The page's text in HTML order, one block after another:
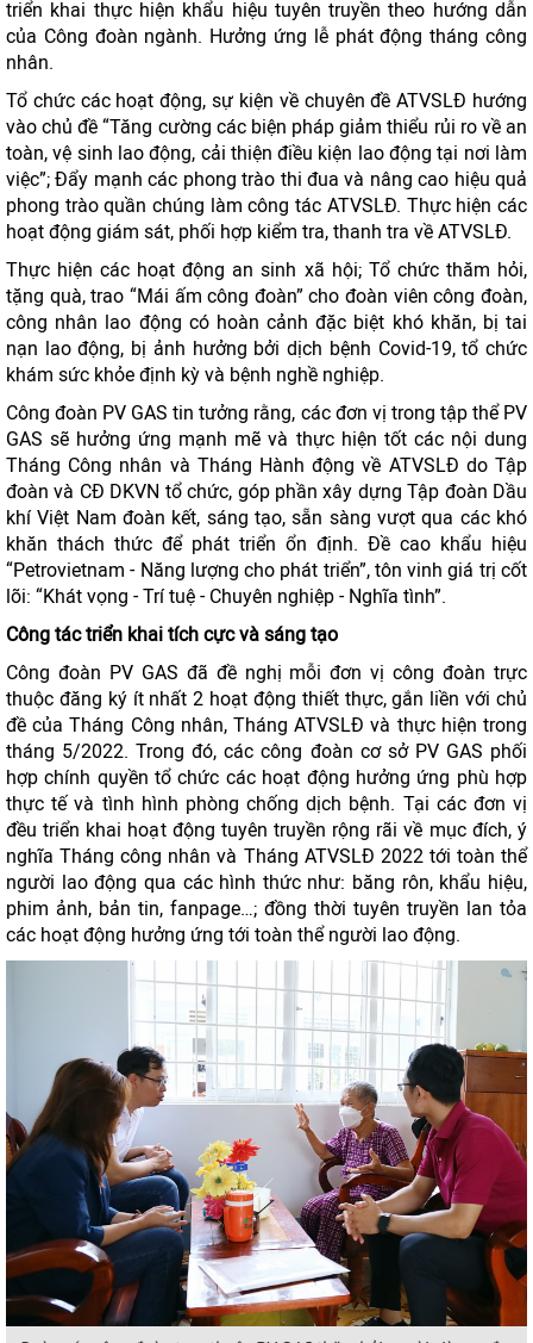
triển khai thực hiện khẩu hiệu tuyên truyền theo hướng dẫn
của Công đoàn ngành. Hưởng ứng lễ phát động tháng công
nhân.
Tổ chức các hoạt động, sự kiện về chuyên đề ATVSLĐ hướng
vào chủ đề “Tăng cường các biện pháp giảm thiểu rủi ro về an
toàn, vệ sinh lao động, cải thiện điều kiện lao động tại nơi làm
việc”; Đẩy mạnh các phong trào thi đua và nâng cao hiệu quả
phong trào quần chúng làm công tác ATVSLĐ. Thực hiện các
hoạt động giám sát, phối hợp kiểm tra, thanh tra về ATVSLĐ.
Thực hiện các hoạt động an sinh xã hội; Tổ chức thăm hỏi,
tặng quà, trao “Mái ấm công đoàn” cho đoàn viên công đoàn,
công nhân lao động có hoàn cảnh đặc biệt khó khăn, bị tai
nạn lao động, bị ảnh hưởng bởi dịch bệnh Covid-19, tổ chức
khám sức khỏe định kỳ và bệnh nghề nghiệp.
Công đoàn PV GAS tin tưởng rằng, các đơn vị trong tập thể PV
GAS sẽ hưởng ứng mạnh mẽ và thực hiện tốt các nội dung
Tháng Công nhân và Tháng Hành động về ATVSLĐ do Tập
đoàn và CĐ DKVN tổ chức, góp phần xây dựng Tập đoàn Dầu
khí Việt Nam đoàn kết, sáng tạo, sẵn sàng vượt qua các khó
khăn thách thức để phát triển ổn định. Đề cao khẩu hiệu
“Petrovietnam - Năng lượng cho phát triển”, tôn vinh giá trị cốt
lõi: “Khát vọng - Trí tuệ - Chuyên nghiệp - Nghĩa tình”.
Công tác triển khai tích cực và sáng tạo
Công đoàn PV GAS đã đề nghị mỗi đơn vị công đoàn trực
thuộc đăng ký ít nhất 2 hoạt động thiết thực, gắn liền với chủ
đề của Tháng Công nhân, Tháng ATVSLĐ và thực hiện trong
tháng 5/2022. Trong đó, các công đoàn cơ sở PV GAS phối
hợp chính quyền tổ chức các hoạt động hưởng ứng phù hợp
thực tế và tình hình phòng chống dịch bệnh. Tại các đơn vị
đều triển khai hoạt động tuyên truyền rộng rãi về mục đích, ý
nghĩa Tháng công nhân và Tháng ATVSLĐ 2022 tới toàn thể
người lao động qua các hình thức như: băng rôn, khẩu hiệu,
phim ảnh, bản tin, fanpage…; đồng thời tuyên truyền lan tỏa
các hoạt động hưởng ứng tới toàn thể người lao động.